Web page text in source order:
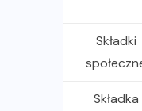
Składki
Składka